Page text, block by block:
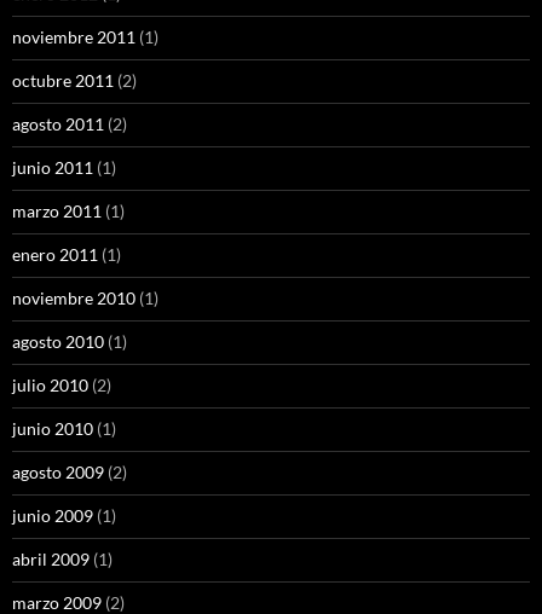
noviembre 2011 (1)
octubre 2011 (2)
agosto 2011 (2)
junio 2011 (1)
marzo 2011 (1)
enero 2011 (1)
noviembre 2010 (1)
agosto 2010 (1)
julio 2010 (2)
junio 2010 (1)
agosto 2009 (2)
junio 2009 (1)
abril 2009 (1)
marzo 2009 (2)